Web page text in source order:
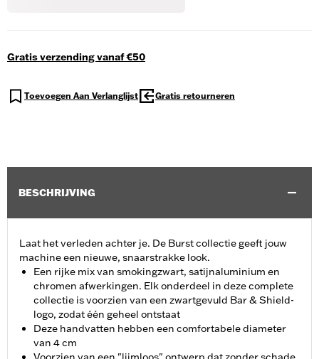
Gratis verzending vanaf €50
Toevoegen Aan Verlanglijst Gratis retourneren
BESCHRIJVING
Laat het verleden achter je. De Burst collectie geeft jouw
machine een nieuwe, snaarstrakke look.
Een rijke mix van smokingzwart, satijnaluminium en
chromen afwerkingen. Elk onderdeel in deze complete
collectie is voorzien van een zwartgevuld Bar & Shield-
logo, zodat één geheel ontstaat
Deze handvatten hebben een comfortabele diameter
van 4 cm